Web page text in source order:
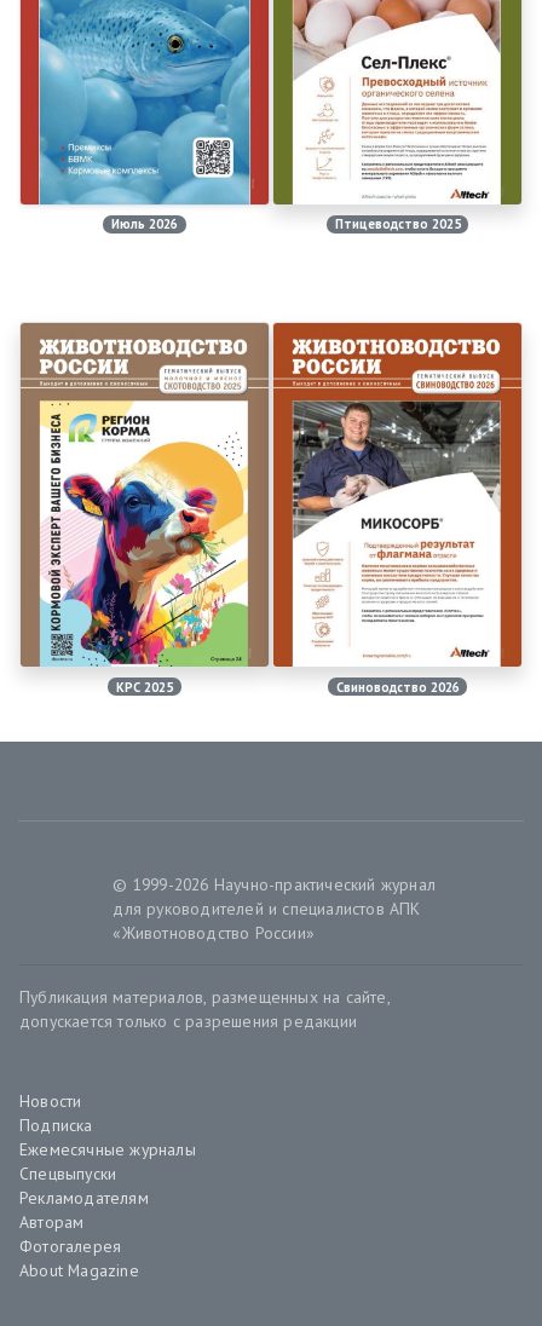
Июль 2026 Птицеводство 2025
КРС 2025 Свиноводство 2026
© 1999-2026 Научно-практический журнал
для руководителей и специалистов АПК
«Животноводство России»
Публикация материалов, размещенных на сайте,
допускается только с разрешения редакции
Новости
Подписка
Ежемесячные журналы
Спецвыпуски
Рекламодателям
Авторам
Фотогалерея
About Magazine